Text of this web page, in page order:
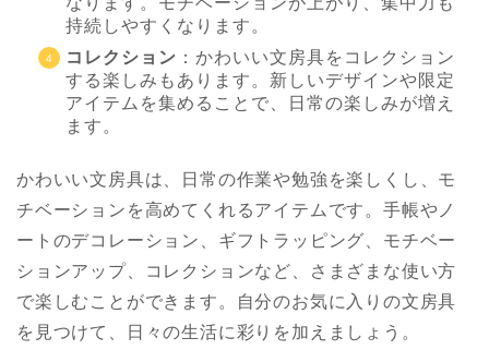
持続しやすくなります。
コレクション ：かわいい文房具をコレクション
する楽しみもあります。新しいデザインや限定
アイテムを集めることで、日常の楽しみが増え
ます。
かわいい文房具は、日常の作業や勉強を楽しくし、モ
チベーションを高めてくれるアイテムです。手帳やノ
ートのデコレーション、ギフトラッピング、モチベー
ションアップ、コレクションなど、さまざまな使い方
で楽しむことができます。自分のお気に入りの文房具
を見つけて、日々の生活に彩りを加えましょう。